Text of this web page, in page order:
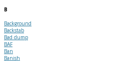
B
Background
Backstab
Bad dump
BAF
Ban
Banish